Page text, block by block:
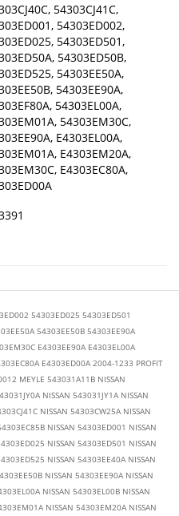
54303CJ41C,
54303ED002,
54303ED501,
54303ED50B,
54303EE50A,
54303EE90A,
54303EL00A,
54303EM30C,
E4303EL00A,
E4303EM20A,
E4303EC80A,
54303ED025 54303ED501
54303EE50B 54303EE90A
E4303EE90A E4303EL00A
E4303ED00A 2004-1233 PROFIT
MEYLE 543031A11B NISSAN
NISSAN 543031JY1A NISSAN
NISSAN 54303CW25A NISSAN
NISSAN 54303ED001 NISSAN
NISSAN 54303ED501 NISSAN
NISSAN 54303EE40A NISSAN
NISSAN 54303EE90A NISSAN
NISSAN 54303EL00B NISSAN
NISSAN 54303EM20A NISSAN